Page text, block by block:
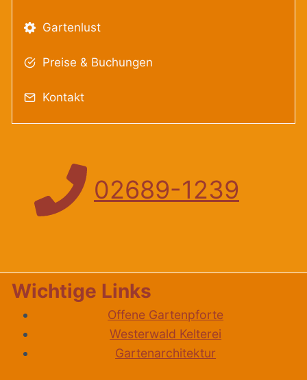
Gartenlust
Preise & Buchungen
Kontakt
02689-1239
Wichtige Links
Offene Gartenpforte
Westerwald Kelterei
Gartenarchitektur